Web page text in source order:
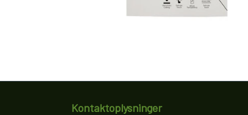
Kontaktoplysninger